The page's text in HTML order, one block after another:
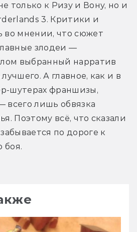
только к Ризу и Вону, но и
3. Критики и
во мнении, что сюжет
злодеи —
выбранный нарратив
А главное, как и в
шутерах франшизы,
всего лишь обвязка
Поэтому всё, что сказали
по дороге к
боя.